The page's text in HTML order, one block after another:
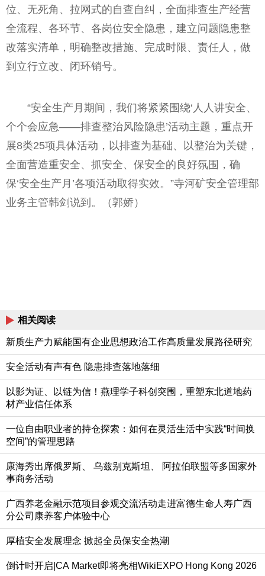
位、无死角、拉网式的自查自纠，全面排查生产经营
全流程、各环节、各岗位安全隐患，建立问题隐患整
改落实清单，明确整改措施、完成时限、责任人，做
到立行立改、闭环销号。
“安全生产月期间，我们将紧紧围绕‘人人讲安全、
个个会应急——排查整治风险隐患’活动主题，重点开
展8类25项具体活动，以排查为基础、以整治为关键，
全面营造重安全、抓安全、保安全的良好氛围，确
保‘安全生产月’各项活动取得实效。”寺河矿安全管理部
业务主管韩剑说到。（郭娇）
相关阅读
新质生产力赋能国有企业思想政治工作高质量发展路径研究
安全活动有声有色 隐患排查落地落细
以影为证、以链为信！燕理学子科创突围，重塑东北道地药
材产业信任体系
一位自由职业者的持仓探索：如何在灵活生活中实践“时间换
空间”的管理思路
康海秀出席俄罗斯、 乌兹别克斯坦、 阿拉伯联盟等多国家外
事商务活动
广西养老金融示范项目参观交流活动走进富德生命人寿广西
分公司康养客户体验中心
厚植安全发展理念 掀起全员保安全热潮
倒计时开启|CA Market即将亮相WikiEXPO Hong Kong 2026